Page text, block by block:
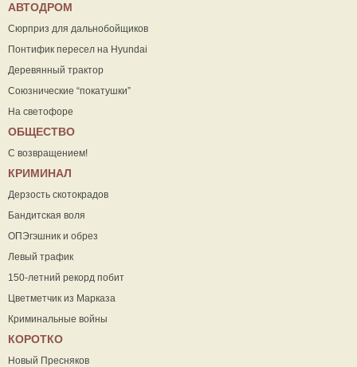
АВТОДРОМ
Сюрприз для дальнобойщиков
Понтифик пересел на Hyundai
Деревянный трактор
Союзнические “покатушки”
На светофоре
ОБЩЕСТВО
С возвращением!
КРИМИНАЛ
Дерзость скотокрадов
Бандитская воля
ОПЭгэшник и обрез
Левый трафик
150-летний рекорд побит
Цветметчик из Марказа
Криминальные войны
КОРОТКО
Новый Пресняков